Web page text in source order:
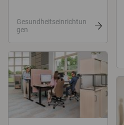
Gesundheitseinrichtun
gen